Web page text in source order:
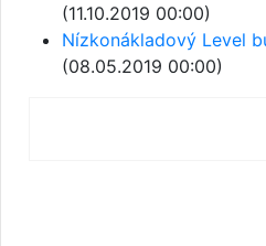
(11.10.2019 00:00)
Nízkonákladový Level
(08.05.2019 00:00)